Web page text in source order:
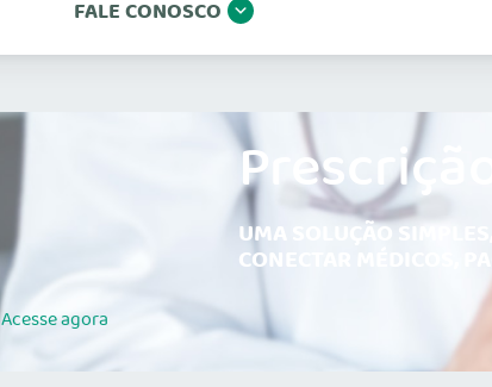
FALE CONOSCO
Acesseagora
UMA SOLUÇÃO
CONECTAR MÉDICOS,